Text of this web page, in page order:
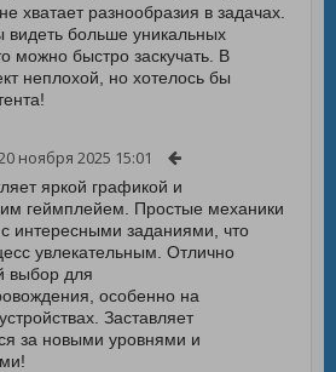
хватает разнообразия в задачах.
видеть больше уникальных
можно быстро заскучать. В
неплохой, но хотелось бы
ноября 2025 15:01
яркой графикой и
геймплейем. Простые механики
интересными заданиями, что
увлекательным. Отлично
выбор для
особенно на
Заставляет
за новыми уровнями и